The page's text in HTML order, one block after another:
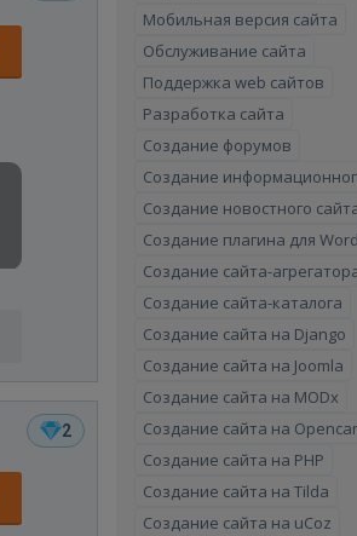
2
Мобильная версия сайта
Обслуживание сайта
Поддержка web сайтов
Разработка сайта
Создание форумов
Создание
Создание новостного
Создание плагина для
Создание сайта-
Создание сайта-каталога
Создание сайта на Django
Создание сайта на Joomla
Создание сайта на MODx
Создание сайта на
Создание сайта на PHP
Создание сайта на Tilda
Создание сайта на uCoz